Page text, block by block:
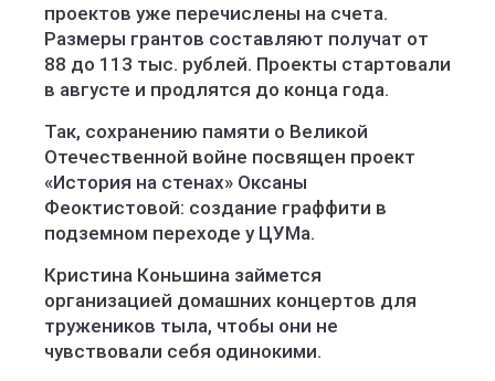
проектов уже перечислены на счета.
Размеры грантов составляют получат от
88 до 113 тыс. рублей. Проекты стартовали
в августе и продлятся до конца года.
Так, сохранению памяти о Великой
Отечественной войне посвящен проект
«История на стенах» Оксаны
Феоктистовой: создание граффити в
подземном переходе у ЦУМа.
Кристина Коньшина займется
организацией домашних концертов для
тружеников тыла, чтобы они не
чувствовали себя одинокими.